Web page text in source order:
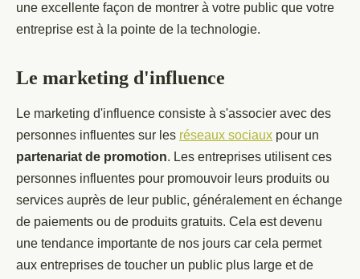
une excellente façon de montrer à votre public que votre
entreprise est à la pointe de la technologie.
Le marketing d'influence
Le marketing d'influence consiste à s'associer avec des
personnes influentes sur les réseaux sociaux pour un
partenariat de promotion. Les entreprises utilisent ces
personnes influentes pour promouvoir leurs produits ou
services auprès de leur public, généralement en échange
de paiements ou de produits gratuits. Cela est devenu
une tendance importante de nos jours car cela permet
aux entreprises de toucher un public plus large et de